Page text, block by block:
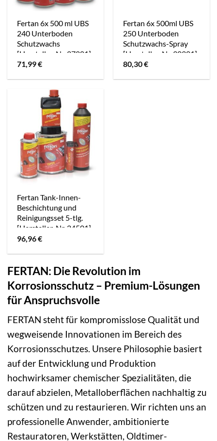
Fertan 6x 500 ml UBS
240 Unterboden
Schutzwachs
[Hersteller-Nr. 27201]
71,99€
Fertan 6x 500ml UBS
250 Unterboden
Schutzwachs-Spray
[Hersteller-Nr. 30201]
80,30€
Fertan Tank-Innen-
Beschichtung und
Reinigungsset 5-tlg.
[Hersteller-Nr. 24501]
96,96€
FERTAN: Die Revolution im
Korrosionsschutz – Premium-Lösungen
für Anspruchsvolle
FERTAN steht für kompromisslose Qualität und
wegweisende Innovationen im Bereich des
Korrosionsschutzes. Unsere Philosophie basiert
auf der Entwicklung und Produktion
hochwirksamer chemischer Spezialitäten, die
darauf abzielen, Metalloberflächen nachhaltig zu
schützen und zu restaurieren. Wir richten uns an
professionelle Anwender, ambitionierte
Restauratoren, Werkstätten, Oldtimer-